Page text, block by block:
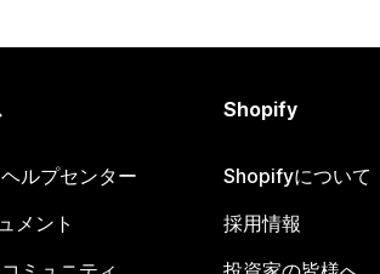
ルプセンター
メント
Shopify
Shopifyについて
採用情報